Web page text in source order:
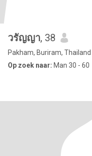
วรัญญา, 38
Pakham, Buriram, Thailand
Op zoek naar: Man 30 - 60